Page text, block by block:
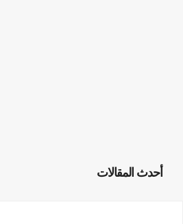
أحدث المقالات